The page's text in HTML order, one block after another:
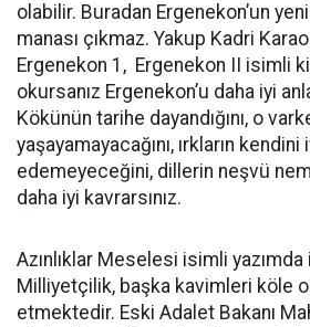
olabilir. Buradan Ergenekon’un
manası çıkmaz. Yakup Kadri
Ergenekon 1, Ergenekon II isimli
okursanız Ergenekon’u daha iyi
Kökünün tarihe dayandığını, o
yaşayamayacağını, ırkların kendini
edemeyeceğini, dillerin neşvü
daha iyi kavrarsınız.
Azınlıklar Meselesi isimli
Milliyetçilik, başka kavimleri köle
etmektedir. Eski Adalet Bakanı